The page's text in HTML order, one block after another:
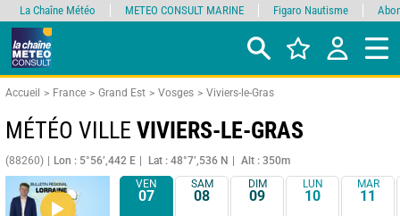
Accueil France Grand Est Vosges Viviers-le-Gras
MÉTÉO VILLE VIVIERS-LE-GRAS
(88260) Lon : 5°56’,442 E Lat : 48°7’,536 N Alt : 350m
VEN
07
SAM
08
DIM
09
LUN
10
MAR
11
La Chaîne Météo METEO CONSULT MARINE Figaro Nautisme